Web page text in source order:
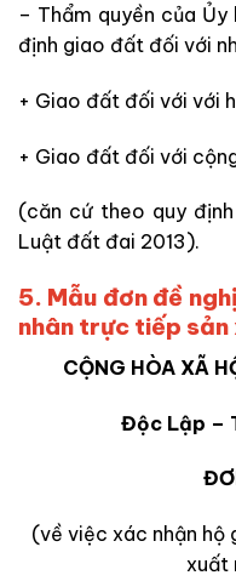
– Thẩm quyền của
định giao đất đối với
+ Giao đất đối với với
+ Giao đất đối với
(căn cứ theo quy
Luật đất đai 2013).
5. Mẫu đơn đề
nhân trực tiếp
CỘNG HÒA XÃ
Độc Lập –
(về việc xác nhận hộ
xuất